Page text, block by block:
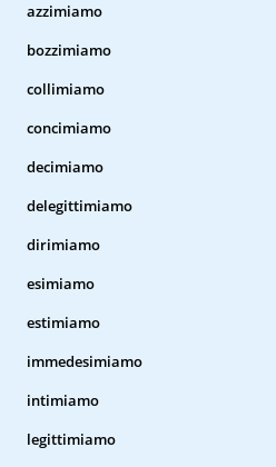
azzimiamo
bozzimiamo
collimiamo
concimiamo
decimiamo
delegittimiamo
dirimiamo
esimiamo
estimiamo
immedesimiamo
intimiamo
legittimiamo